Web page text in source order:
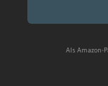
Als Amazon-